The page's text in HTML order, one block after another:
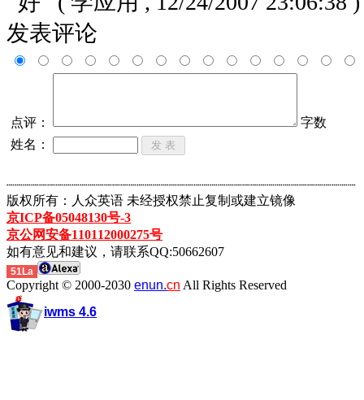
发表评论
点评：
字数
姓名：
┈┈┈┈┈┈┈┈┈┈┈┈┈┈┈┈┈┈┈┈┈┈┈┈┈┈┈┈┈┈┈┈┈┈┈┈┈┈┈┈┈┈┈
版权所有：人众英语 未经授权禁止复制或建立镜像
京ICP备05048130号-3
京公网安备110112000275号
如有意见和建议，请联系QQ:50662607
51La
Copyright © 2000-2030 enun.cn All Rights Reserved
iwms 4.6